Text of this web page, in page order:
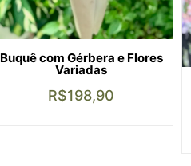
Buquê com Gérbera e Flores
Variadas
R$198,90